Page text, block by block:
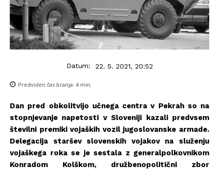
Datum: 22. 5. 2021, 20:52
Predviden čas branja: 4 min.
Dan pred obkolitvijo učnega centra v Pekrah so na
stopnjevanje napetosti v Sloveniji kazali predvsem
številni premiki vojaških vozil jugoslovanske armade.
Delegacija staršev slovenskih vojakov na služenju
vojaškega roka se je sestala z generalpolkovnikom
Konradom Kolškom, družbenopolitični zbor